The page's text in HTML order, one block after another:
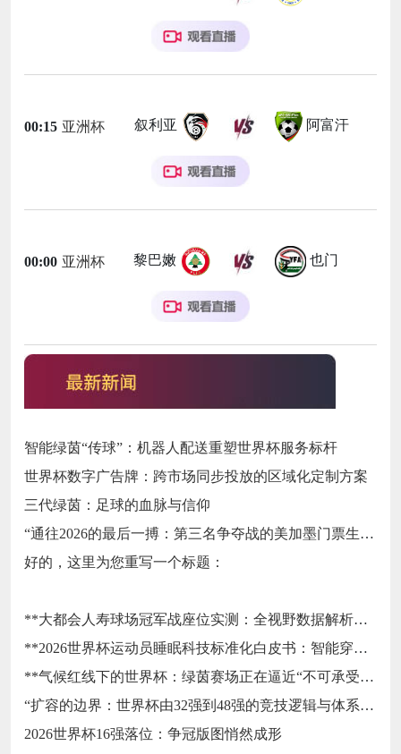
00:15 亚洲杯 叙利亚 阿富汗
00:00 亚洲杯 黎巴嫩 也门
智能绿茵“传球”：机器人配送重塑世界杯服务标杆
世界杯数字广告牌：跨市场同步投放的区域化定制方案
三代绿茵：足球的血脉与信仰
“通往2026的最后一搏：第三名争夺战的美加墨门票生死局”
好的，这里为您重写一个标题：
**大都会人寿球场冠军战座位实测：全视野数据解析与等级精准评估**
**2026世界杯运动员睡眠科技标准化白皮书：智能穿戴监测标准与认证体系框架**
**气候红线下的世界杯：绿茵赛场正在逼近“不可承受之热”**
“扩容的边界：世界杯由32强到48强的竞技逻辑与体系重塑”
2026世界杯16强落位：争冠版图悄然成形